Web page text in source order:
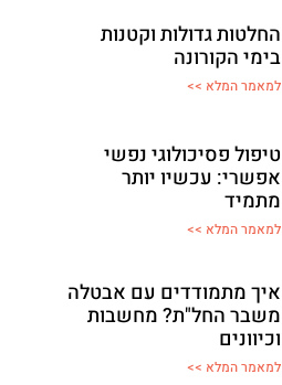
החלטות גדולות וקטנות
בימי הקורונה
למאמר המלא >>
טיפול פסיכולוגי נפשי
אפשרי: עכשיו יותר
מתמיד
למאמר המלא >>
איך מתמודדים עם אבטלה
משבר החל"ת? מחשבות
וכיוונים
למאמר המלא >>